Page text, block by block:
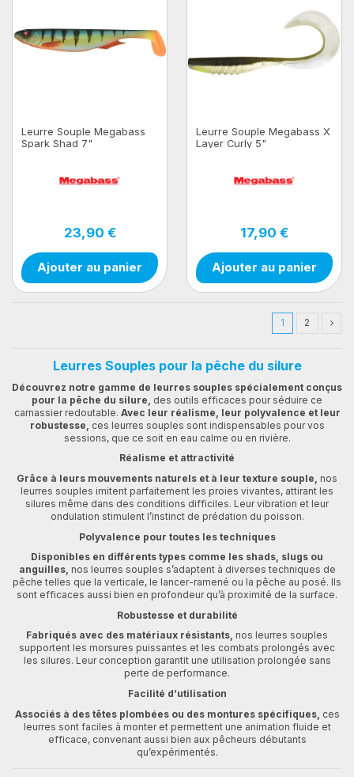
Leurre Souple Megabass
Spark Shad 7"
23,90 €
Ajouter au panier
Leurre Souple Megabass X
Layer Curly 5"
17,90 €
Ajouter au panier
1 2
Leurres Souples pour la pêche du silure
Découvrez notre gamme de leurres souples spécialement conçus
pour la pêche du silure, des outils efficaces pour séduire ce
carnassier redoutable. Avec leur réalisme, leur polyvalence et leur
robustesse, ces leurres souples sont indispensables pour vos
sessions, que ce soit en eau calme ou en rivière.
Réalisme et attractivité
Grâce à leurs mouvements naturels et à leur texture souple, nos
leurres souples imitent parfaitement les proies vivantes, attirant les
silures même dans des conditions difficiles. Leur vibration et leur
ondulation stimulent l’instinct de prédation du poisson.
Polyvalence pour toutes les techniques
Disponibles en différents types comme les shads, slugs ou
anguilles, nos leurres souples s’adaptent à diverses techniques de
pêche telles que la verticale, le lancer-ramené ou la pêche au posé. Ils
sont efficaces aussi bien en profondeur qu’à proximité de la surface.
Robustesse et durabilité
Fabriqués avec des matériaux résistants, nos leurres souples
supportent les morsures puissantes et les combats prolongés avec
les silures. Leur conception garantit une utilisation prolongée sans
perte de performance.
Facilité d’utilisation
Associés à des têtes plombées ou des montures spécifiques, ces
leurres sont faciles à monter et permettent une animation fluide et
efficace, convenant aussi bien aux pêcheurs débutants
qu’expérimentés.